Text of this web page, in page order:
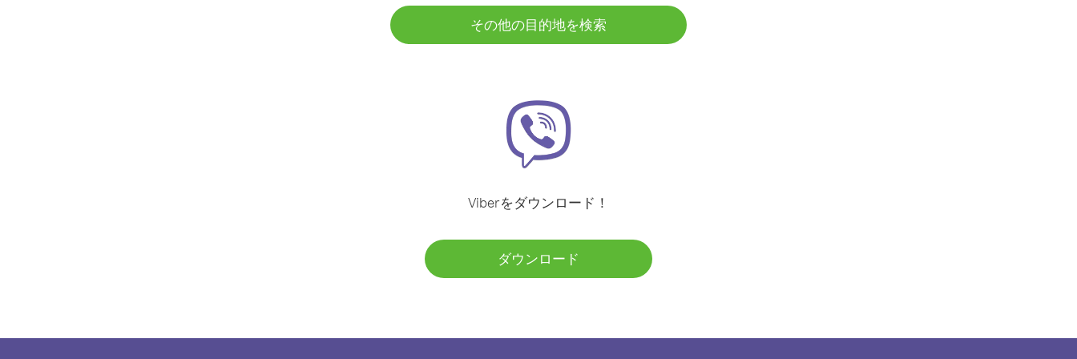
その他の目的地を検索
Viberをダウンロード！
ダウンロード